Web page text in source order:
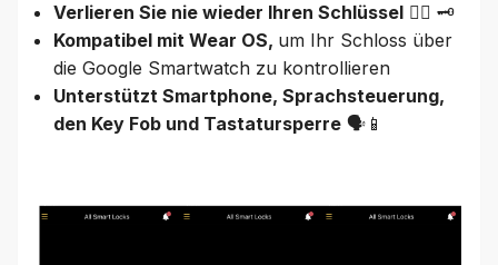
Verlieren Sie nie wieder Ihren Schlüssel 🤷‍♂️ 🗝️
Kompatibel mit Wear OS, um Ihr Schloss über
die Google Smartwatch zu kontrollieren
Unterstützt Smartphone, Sprachsteuerung,
den Key Fob und Tastatursperre 🗣📱